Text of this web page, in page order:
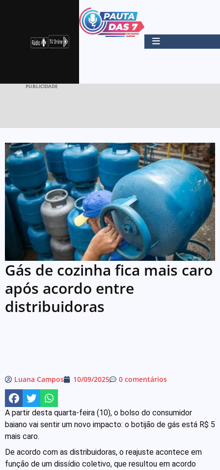
PUBLICIDADE
Gás de cozinha fica mais caro
após acordo entre
distribuidoras
Luana Campos 10/09/2025 0 comentários
A partir desta quarta-feira (10), o bolso do consumidor
baiano vai sentir um novo impacto: o botijão de gás está R$ 5
mais caro.
De acordo com as distribuidoras, o reajuste acontece em
função de um dissídio coletivo, que resultou em acordo